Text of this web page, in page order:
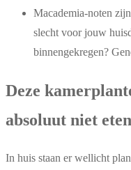
Macademia-noten
slecht voor jouw
binnengekregen?
Deze
absoluut niet eten
In huis staan er wellicht